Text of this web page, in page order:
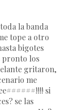
la banda
tope a otro
bigotes
pronto los
gritaron,
me
si
se las